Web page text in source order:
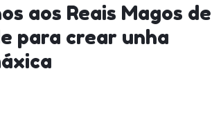
aos Reais Magos de
para crear unha